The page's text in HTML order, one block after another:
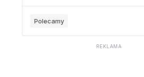
Polecamy
REKLAMA